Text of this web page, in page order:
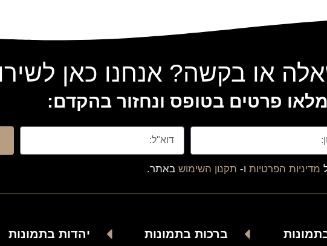
או בקשה? אנחנו כאן
מלאו פרטים בטופס ונחזור בהקדם:
מדיניות הפרטיות ו- תקנון השימוש באתר.
ברכות בתמונות יהדות בתמונות